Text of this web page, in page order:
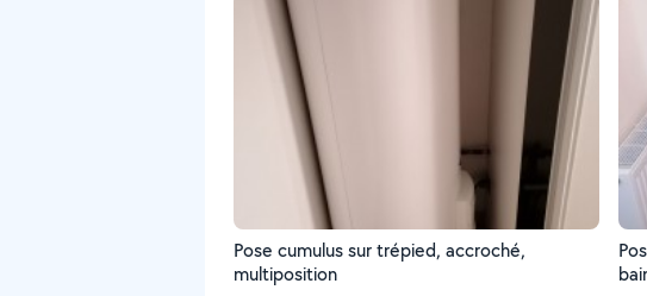
Pose cumulus sur trépied, accroché,
multiposition